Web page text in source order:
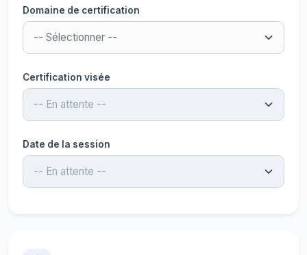
Domaine de certification
Certification visée
Date de la session